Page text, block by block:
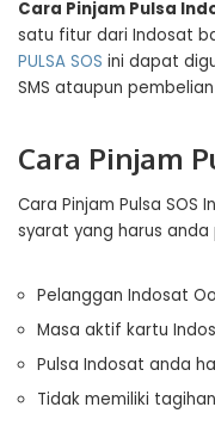
Cara Pinjam Pulsa
satu fitur dari Indosat
PULSA SOS ini dapat
SMS ataupun
Cara Pinjam
Cara Pinjam Pulsa SOS
syarat yang harus anda
Pelanggan Indosat
Masa aktif kartu
Pulsa Indosat anda
Tidak memiliki